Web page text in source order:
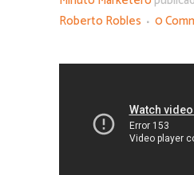
Roberto Robles
0